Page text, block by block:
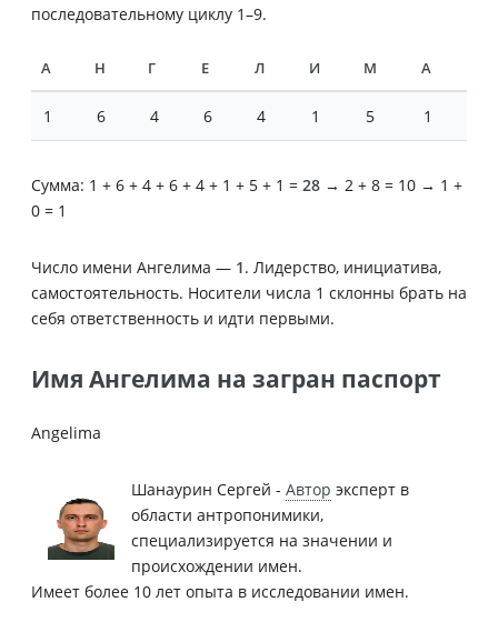
последовательному циклу 1–9.
А Н Г Е Л И М А
1 6 4 6 4 1 5 1
Сумма: 1 + 6 + 4 + 6 + 4 + 1 + 5 + 1 = 28 → 2 + 8 = 10 → 1 +
0 = 1
Число имени Ангелима — 1. Лидерство, инициатива,
самостоятельность. Носители числа 1 склонны брать на
себя ответственность и идти первыми.
Имя Ангелима на загран паспорт
Angelima
Шанаурин Сергей - Автор эксперт в
области антропонимики,
специализируется на значении и
происхождении имен.
Имеет более 10 лет опыта в исследовании имен.